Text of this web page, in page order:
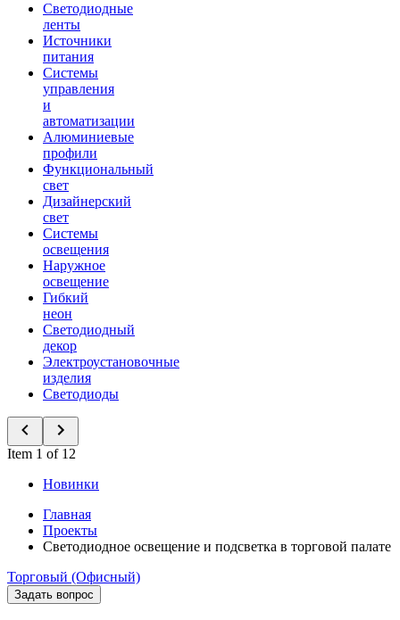
Светодиодные
ленты
Источники
питания
Системы
управления
и
автоматизации
Алюминиевые
профили
Функциональный
свет
Дизайнерский
свет
Системы
освещения
Наружное
освещение
Гибкий
неон
Светодиодный
декор
Электроустановочные
изделия
Светодиоды
Item 1 of 12
Новинки
Главная
Проекты
Светодиодное освещение и подсветка в торговой палате
Торговый (Офисный)
Задать вопрос